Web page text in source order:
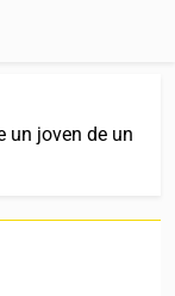
un joven de un